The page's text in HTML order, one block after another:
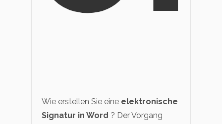
Wie erstellen Sie eine elektronische
Signatur in Word ? Der Vorgang